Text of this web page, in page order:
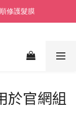
修護髮膜
🎁
於官網組